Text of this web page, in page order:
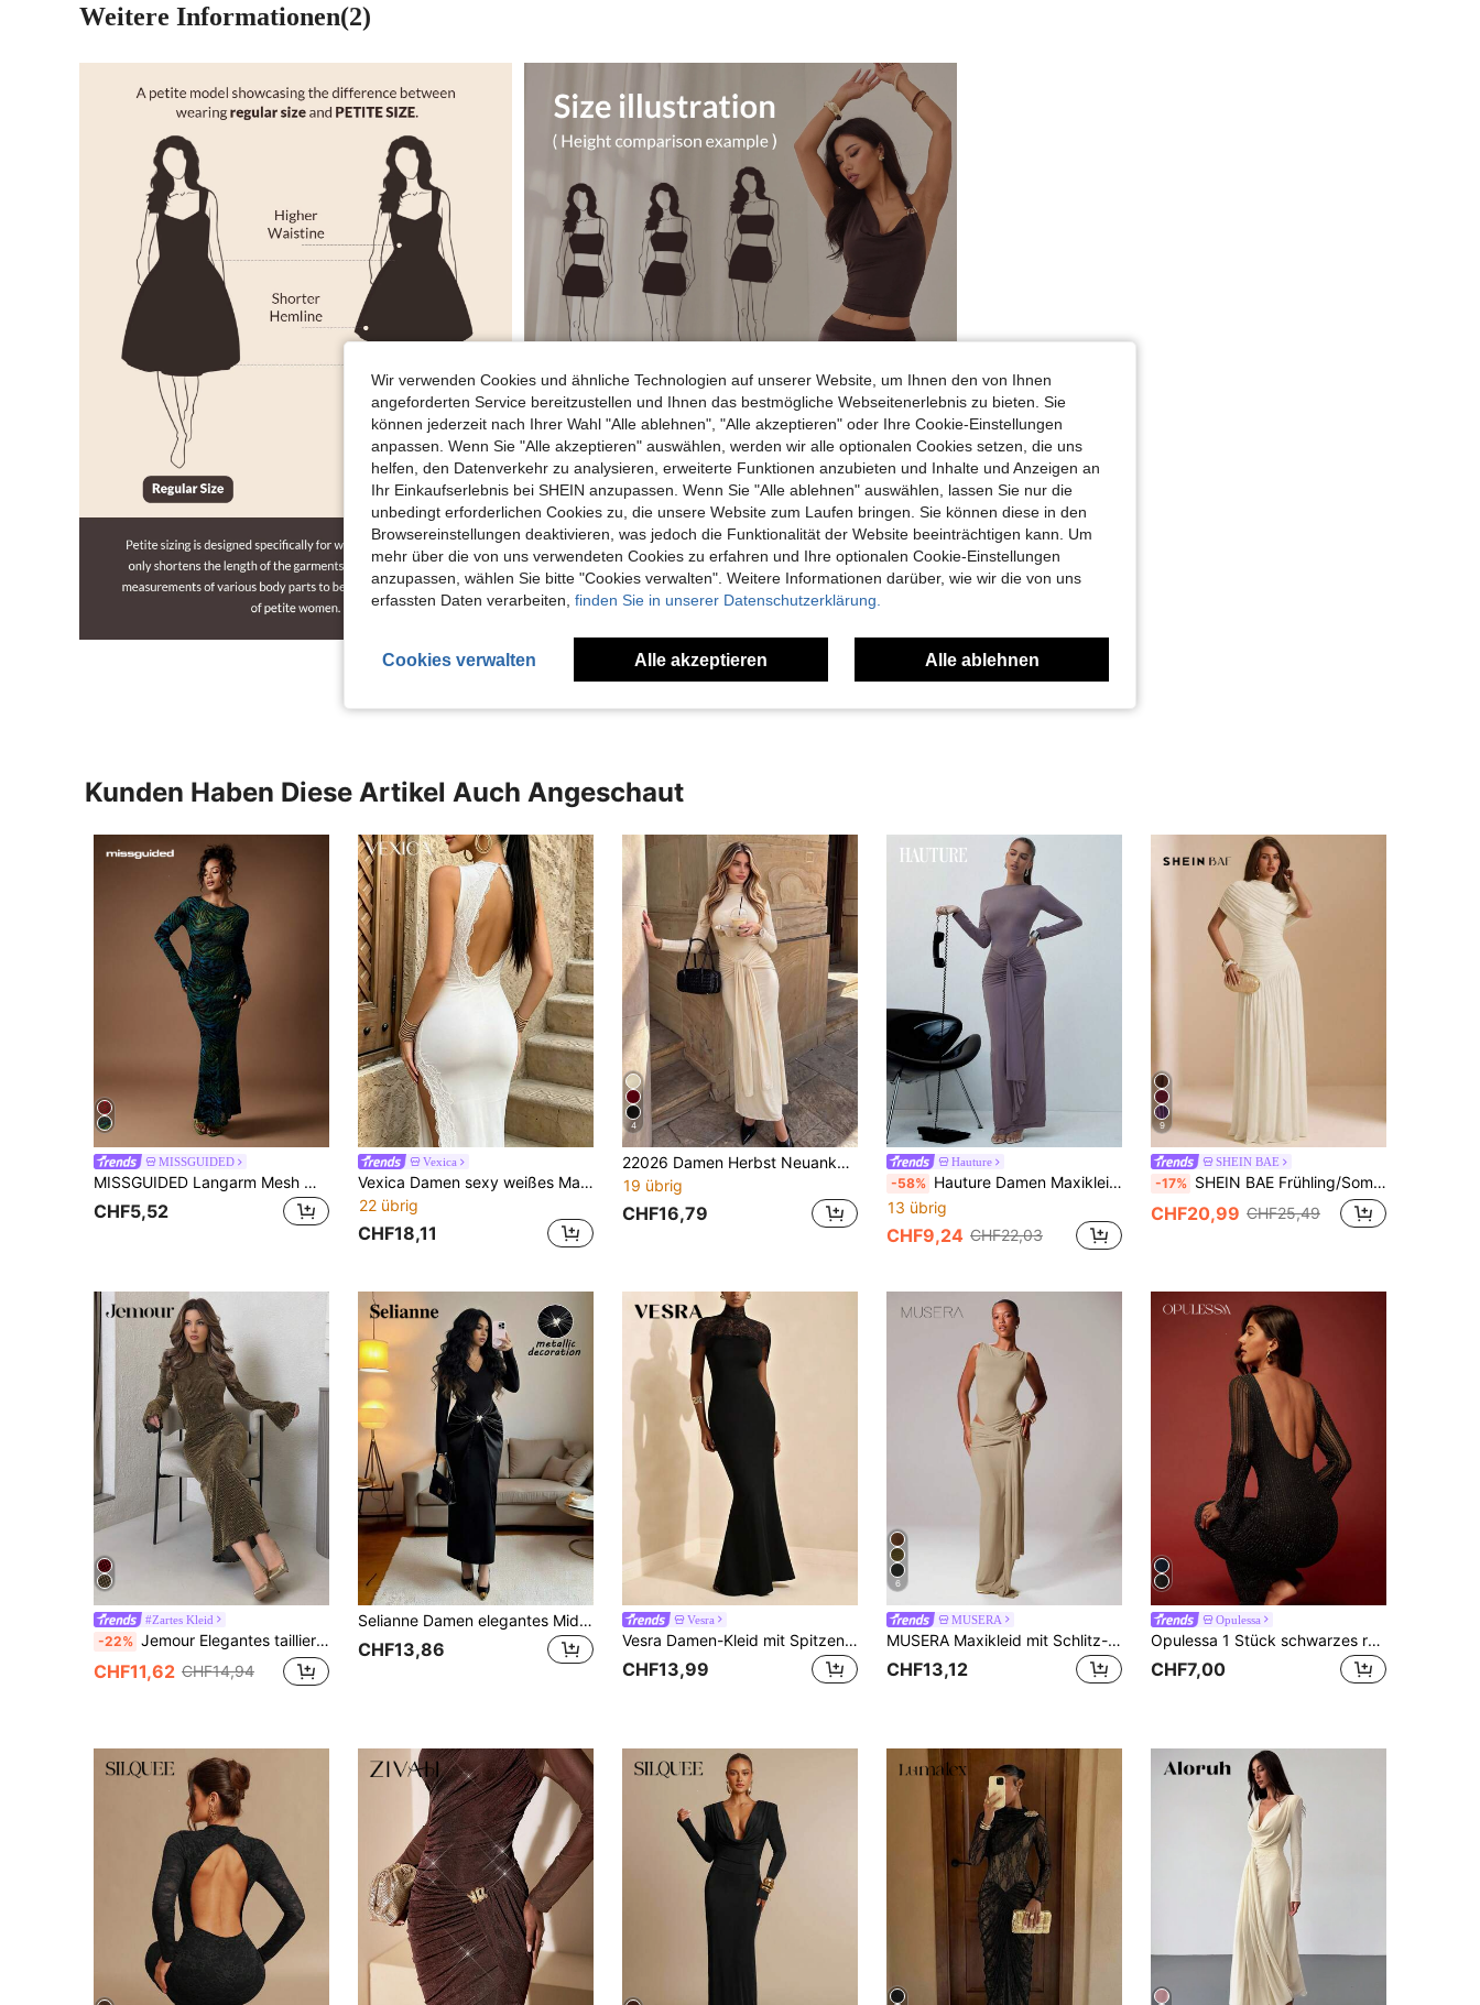
Weitere Informationen(2)
Kunden Haben Diese Artikel Auch Angeschaut
MISSGUIDED
MISSGUIDED Langarm Mesh Maxikleid Abendkleid mit Tiermuster Wellen Muster körperbetonter Ballkleid für Winter Herbst Party Weihnachten
CHF5,52
Vexica
Vexica Damen sexy weißes Maxikleid mit Spitzenbesatz und rückenfreiem Design, elegantes Frühlings-/Sommer-Hochzeitsgast-Abendkleid, geeignet für Ausgehen und Alltag
22 übrig
CHF18,11
4
22026 Damen Herbst Neuankömmling, Mode elegant Pendeln sexy reif Schulanfang Saison Party Aprikose hoher Kragen schmale Passform eleganter französischer Stil Abendkleid Langarm langes Kleid
19 übrig
CHF16,79
Hauture
-58% Hauture Damen Maxikleid in Kastanienbraun für Herbst, elegant und dezent, für Party und Abend, mit hohem Stehkragen, langen Ärmeln, geraffter Taille und Schärpe, aus Stretch-Jersey, minimalistisch schick, Büro-Outfit
13 übrig
CHF9,24 CHF22,03
9
SHEIN BAE
-17% SHEIN BAE Frühling/Sommer einfarbiges gelbes Kleid mit Rundhalsausschnitt, Kurzarm, figurbetont, gerafft, vollem Rock, elegantes Kleid, gelbes Kleid, elegantes Kleid, Hochzeitsgast-Kleid
CHF20,99 CHF25,49
#Zartes Kleid
-22% Jemour Elegantes tailliertes Damen Kleid mit drapiertem Rückenausschnitt und Metallnetz
CHF11,62 CHF14,94
Selianne Damen elegantes Midi-Kleid mit langen Ärmeln, V-Ausschnitt und plissiertem Design mit Knöpfen, geeignet für den Arbeitsweg, Ausflüge und Lässig Bekleidung, Herbst/Winter/Frühling
CHF13,86
Vesra
Vesra Damen-Kleid mit Spitzen-Patchwork, modisch elegant, mit Meerjungfrauen-Saum
CHF13,99
6
MUSERA
MUSERA Maxikleid mit Schlitz-Ausschnitt, Bindedetail und drapierter Passform, ärmelos, für Ibiza, sexy Urlaub, Frühling, Sommer, Festival, Rave, Strandmode, romantisch, Abschlussball, Graduation, elegant, Geburtstag, Hochzeitsgast, Herbst, Abendausgang, Hochzeitsgast, elegant, Geburtstag, Abendausgang, Date Night, Herbst, Herbst-Sommer-Outfit, Urlaub, Langes Kleid
CHF13,12
Opulessa
Opulessa 1 Stück schwarzes rückenfreies Kleid mit weitem Ärmel und rundem Ausschnitt, sexy Langarm Kleid, für Partys
CHF7,00
Wir verwenden Cookies und ähnliche Technologien auf unserer Website, um Ihnen den von Ihnen
angeforderten Service bereitzustellen und Ihnen das bestmögliche Webseitenerlebnis zu bieten. Sie
können jederzeit nach Ihrer Wahl "Alle ablehnen", "Alle akzeptieren" oder Ihre Cookie-Einstellungen
anpassen. Wenn Sie "Alle akzeptieren" auswählen, werden wir alle optionalen Cookies setzen, die uns
helfen, den Datenverkehr zu analysieren, erweiterte Funktionen anzubieten und Inhalte und Anzeigen an
Ihr Einkaufserlebnis bei SHEIN anzupassen. Wenn Sie "Alle ablehnen" auswählen, lassen Sie nur die
unbedingt erforderlichen Cookies zu, die unsere Website zum Laufen bringen. Sie können diese in den
Browsereinstellungen deaktivieren, was jedoch die Funktionalität der Website beeinträchtigen kann. Um
mehr über die von uns verwendeten Cookies zu erfahren und Ihre optionalen Cookie-Einstellungen
anzupassen, wählen Sie bitte "Cookies verwalten". Weitere Informationen darüber, wie wir die von uns
erfassten Daten verarbeiten, finden Sie in unserer Datenschutzerklärung.
Cookies verwalten Alle akzeptieren Alle ablehnen